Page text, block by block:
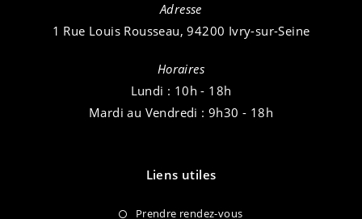
Adresse
1 Rue Louis Rousseau, 94200 Ivry-sur-Seine
Horaires
Lundi : 10h - 18h
Mardi au Vendredi : 9h30 - 18h
Liens utiles
Prendre rendez-vous